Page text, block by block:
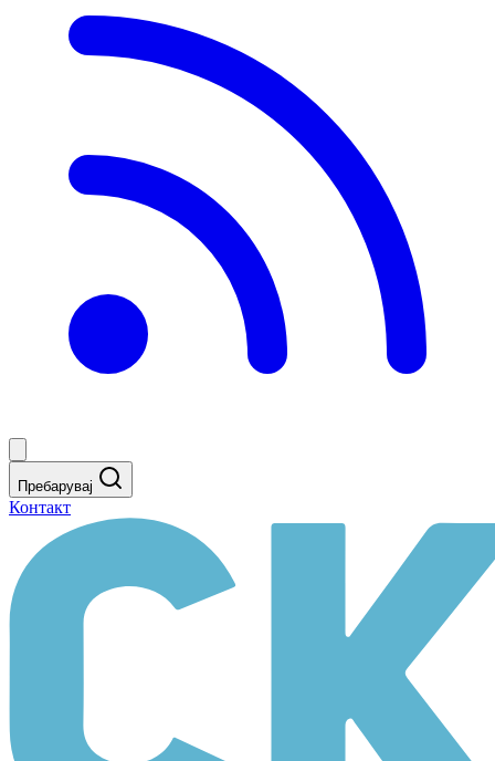
Пребарувај
Контакт